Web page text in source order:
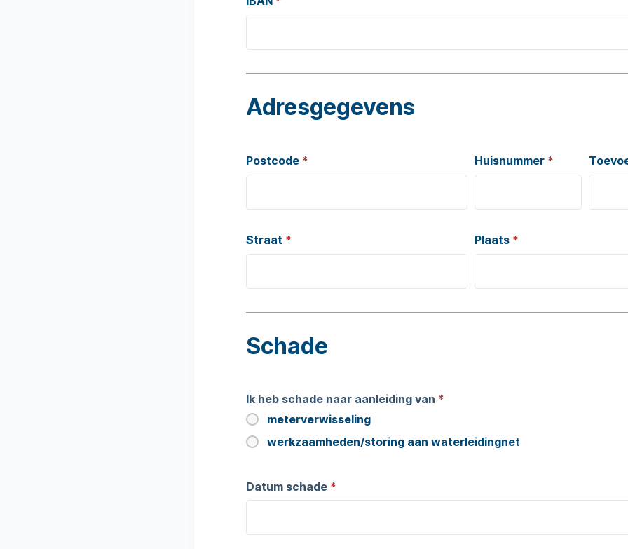
Adresgegevens
Postcode * Huisnummer *
Straat * Plaats *
Schade
Ik heb schade naar aanleiding van *
meterverwisseling
werkzaamheden/storing aan waterleidingnet
Datum schade *